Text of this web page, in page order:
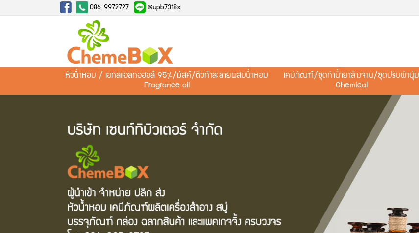
086-9972727 @upb7318x
หัวน้ำหอม / เอทิลแอลกอฮอล์ 95%/มัสค์/ตัวทำละลายผสมน้ำหอม
Fragrance oil
เคมีภัณฑ์/ชุดทำน้ำยาล้างจาน/ชุดปรับผ้านุ่ม
Chemical